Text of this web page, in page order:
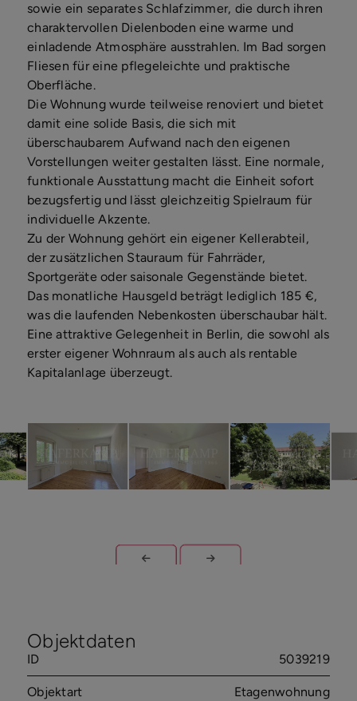
sowie ein separates Schlafzimmer, die durch ihren
charaktervollen Dielenboden eine warme und
einladende Atmosphäre ausstrahlen. Im Bad sorgen
Fliesen für eine pflegeleichte und praktische
Oberfläche.
Die Wohnung wurde teilweise renoviert und bietet
damit eine solide Basis, die sich mit
überschaubarem Aufwand nach den eigenen
Vorstellungen weiter gestalten lässt. Eine normale,
funktionale Ausstattung macht die Einheit sofort
bezugsfertig und lässt gleichzeitig Spielraum für
individuelle Akzente.
Zu der Wohnung gehört ein eigener Kellerabteil,
der zusätzlichen Stauraum für Fahrräder,
Sportgeräte oder saisonale Gegenstände bietet.
Das monatliche Hausgeld beträgt lediglich 185 €,
was die laufenden Nebenkosten überschaubar hält.
Eine attraktive Gelegenheit in Berlin, die sowohl als
erster eigener Wohnraum als auch als rentable
Kapitalanlage überzeugt.
Objektdaten
ID 5039219
Objektart Etagenwohnung